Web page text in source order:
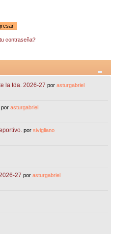
contraseña?
la tda. 2026-27 porasturgabriel
porasturgabriel
porsivigliano
27 porasturgabriel